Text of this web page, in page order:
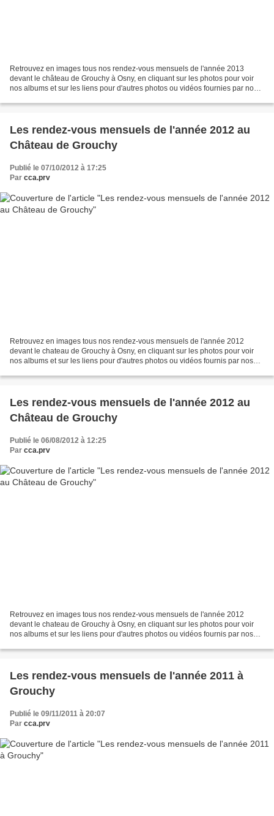
Retrouvez en images tous nos rendez-vous mensuels de l'année 2013
devant le château de Grouchy à Osny, en cliquant sur les photos pour voir
nos albums et sur les liens pour d'autres photos ou vidéos fournies par nos
Les rendez-vous mensuels de l'année 2012 au
Château de Grouchy
Publié le 07/10/2012 à 17:25
Par cca.prv
Retrouvez en images tous nos rendez-vous mensuels de l'année 2012
devant le chateau de Grouchy à Osny, en cliquant sur les photos pour voir
nos albums et sur les liens pour d'autres photos ou vidéos fournis par nos
Les rendez-vous mensuels de l'année 2012 au
Château de Grouchy
Publié le 06/08/2012 à 12:25
Par cca.prv
Retrouvez en images tous nos rendez-vous mensuels de l'année 2012
devant le chateau de Grouchy à Osny, en cliquant sur les photos pour voir
nos albums et sur les liens pour d'autres photos ou vidéos fournis par nos
Les rendez-vous mensuels de l'année 2011 à
Grouchy
Publié le 09/11/2011 à 20:07
Par cca.prv